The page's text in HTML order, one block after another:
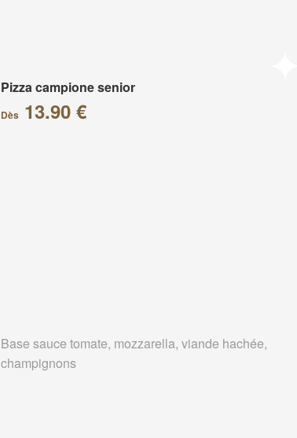
Pizza campione senior
Dès 13.90 €
Base sauce tomate, mozzarella, viande hachée,
champignons